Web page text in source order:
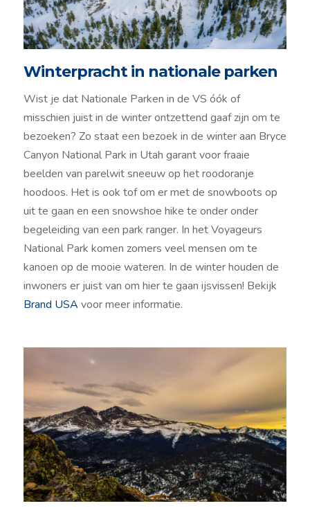
Winterpracht in nationale parken
Wist je dat Nationale Parken in de VS óók of
misschien juist in de winter ontzettend gaaf zijn om te
bezoeken? Zo staat een bezoek in de winter aan Bryce
Canyon National Park in Utah garant voor fraaie
beelden van parelwit sneeuw op het roodoranje
hoodoos. Het is ook tof om er met de snowboots op
uit te gaan en een snowshoe hike te onder onder
begeleiding van een park ranger. In het Voyageurs
National Park komen zomers veel mensen om te
kanoen op de mooie wateren. In de winter houden de
inwoners er juist van om hier te gaan ijsvissen! Bekijk
Brand USA voor meer informatie.